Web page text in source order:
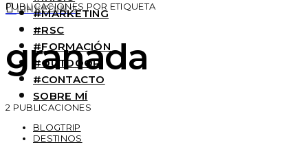
LINKEDIN 0
#MARKETING
#RSC
#FORMACIÓN
#OUTDOOR
#CONTACTO
SOBRE MÍ
PUBLICACIONES POR ETIQUETA
granada
2 PUBLICACIONES
BLOGTRIP
DESTINOS